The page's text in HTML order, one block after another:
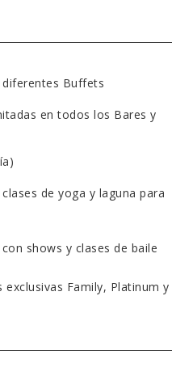
Buffets
en todos los Bares y
de yoga y laguna para
shows y clases de baile
exclusivas Family, Platinum y